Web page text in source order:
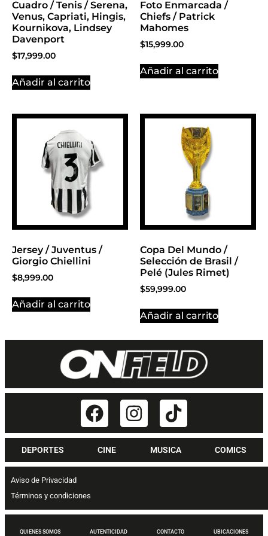
Cuadro / Tenis / Serena,
Venus, Capriati, Hingis,
Kournikova, Lindsey
Davenport
$17,999.00
Añadir al carrito
Foto Enmarcada /
Chiefs / Patrick
Mahomes
$15,999.00
Añadir al carrito
Jersey / Juventus /
Giorgio Chiellini
$8,999.00
Añadir al carrito
Copa Del Mundo /
Selección de Brasil /
Pelé (Jules Rimet)
$59,999.00
Añadir al carrito
DEPORTES CINE MUSICA COMICS
Aviso de Privacidad
Términos y condiciones
QUIENES SOMOS AUTENTICIDAD CONTACTO UBICACIONES